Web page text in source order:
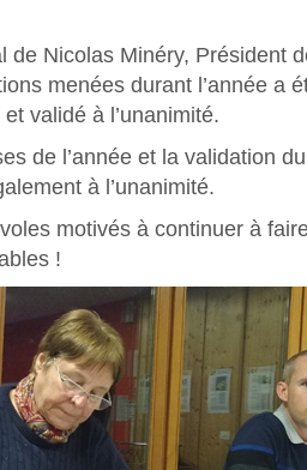
de Nicolas Minéry, Président
menées durant l’année a
validé à l’unanimité.
de l’année et la validation
à l’unanimité.
motivés à continuer à
!